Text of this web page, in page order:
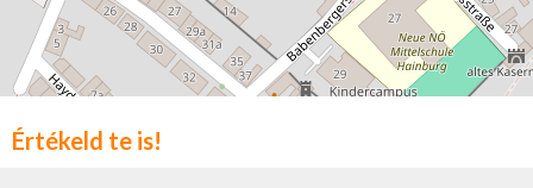
Értékeld te is!